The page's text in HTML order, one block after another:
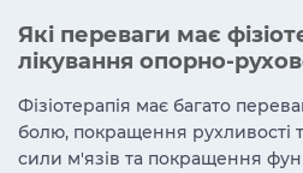
Які переваги має
лікування опорно-
Фізіотерапія має багато
болю, покращення рухливості
сили м'язів та покращення